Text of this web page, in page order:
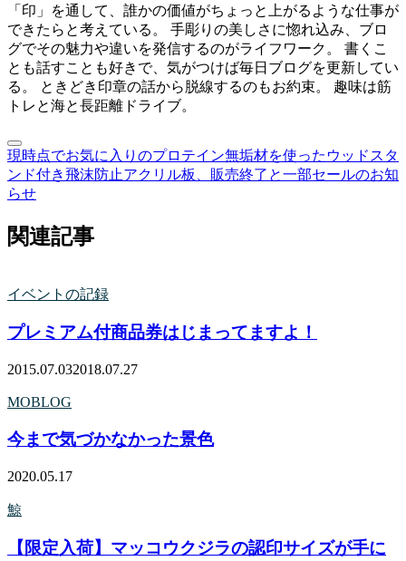
「印」を通して、誰かの価値がちょっと上がるような仕事が
できたらと考えている。 手彫りの美しさに惚れ込み、ブロ
グでその魅力や違いを発信するのがライフワーク。 書くこ
とも話すことも好きで、気がつけば毎日ブログを更新してい
る。 ときどき印章の話から脱線するのもお約束。 趣味は筋
トレと海と長距離ドライブ。
現時点でお気に入りのプロテイン無垢材を使ったウッドスタ
ンド付き飛沫防止アクリル板、販売終了と一部セールのお知
らせ
関連記事
イベントの記録
プレミアム付商品券はじまってますよ！
2015.07.032018.07.27
MOBLOG
今まで気づかなかった景色
2020.05.17
鯨
【限定入荷】マッコウクジラの認印サイズが手に